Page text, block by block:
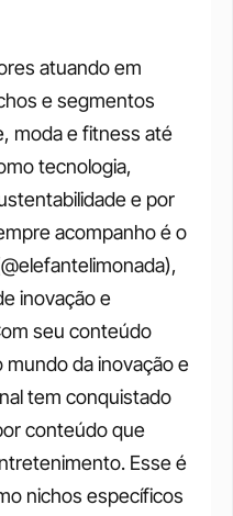
atuando em
e segmentos
moda e fitness até
tecnologia,
e por
acompanho é o
inovação e
seu conteúdo
da inovação e
tem conquistado
conteúdo que
Esse é
nichos específicos